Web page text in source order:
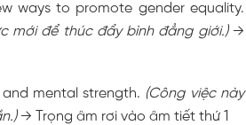
ways to promote gender equality.
mới để thúc đẩy bình đẳng giới.) →
and mental strength. (Công việc này
→ Trọng âm rơi vào âm tiết thứ 1